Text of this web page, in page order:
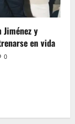
y
en vida
0